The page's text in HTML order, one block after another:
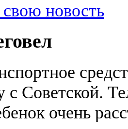
новость
с Советской.
очень